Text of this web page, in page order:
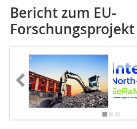
Bericht zum EU-
Forschungsprojekt